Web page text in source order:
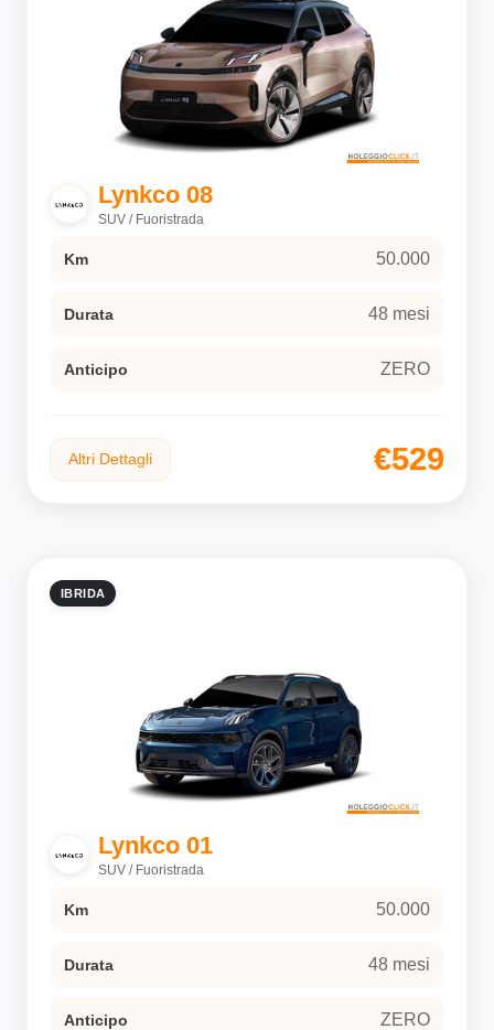
Lynkco 08
SUV / Fuoristrada
Km 50.000
Durata 48 mesi
Anticipo ZERO
Altri Dettagli €529
IBRIDA
Lynkco 01
SUV / Fuoristrada
Km 50.000
Durata 48 mesi
Anticipo ZERO